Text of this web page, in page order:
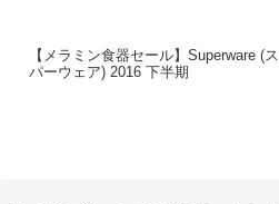
【メラミン食器セール】Superware (
パーウェア) 2016 下半期